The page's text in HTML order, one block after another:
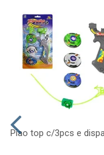
Piao top c/3pcs e